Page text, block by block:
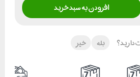
افزودن به سبد خرید
دارید؟ بله خیر